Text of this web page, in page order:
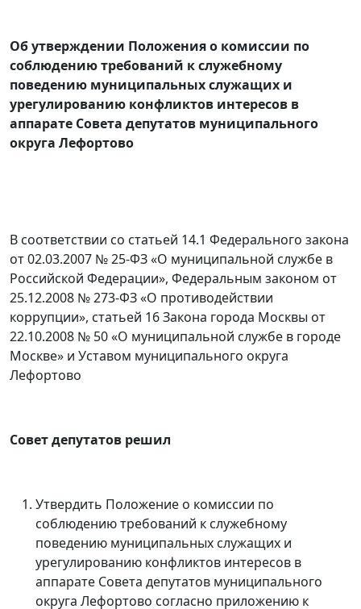
Об утверждении Положения о комиссии по
соблюдению требований к служебному
поведению муниципальных служащих и
урегулированию конфликтов интересов в
аппарате Совета депутатов муниципального
округа Лефортово
В соответствии со статьей 14.1 Федерального закона
от 02.03.2007 № 25-ФЗ «О муниципальной службе в
Российской Федерации», Федеральным законом от
25.12.2008 № 273-ФЗ «О противодействии
коррупции», статьей 16 Закона города Москвы от
22.10.2008 № 50 «О муниципальной службе в городе
Москве» и Уставом муниципального округа
Лефортово
Совет депутатов решил
Утвердить Положение о комиссии по
соблюдению требований к служебному
поведению муниципальных служащих и
урегулированию конфликтов интересов в
аппарате Совета депутатов муниципального
округа Лефортово согласно приложению к